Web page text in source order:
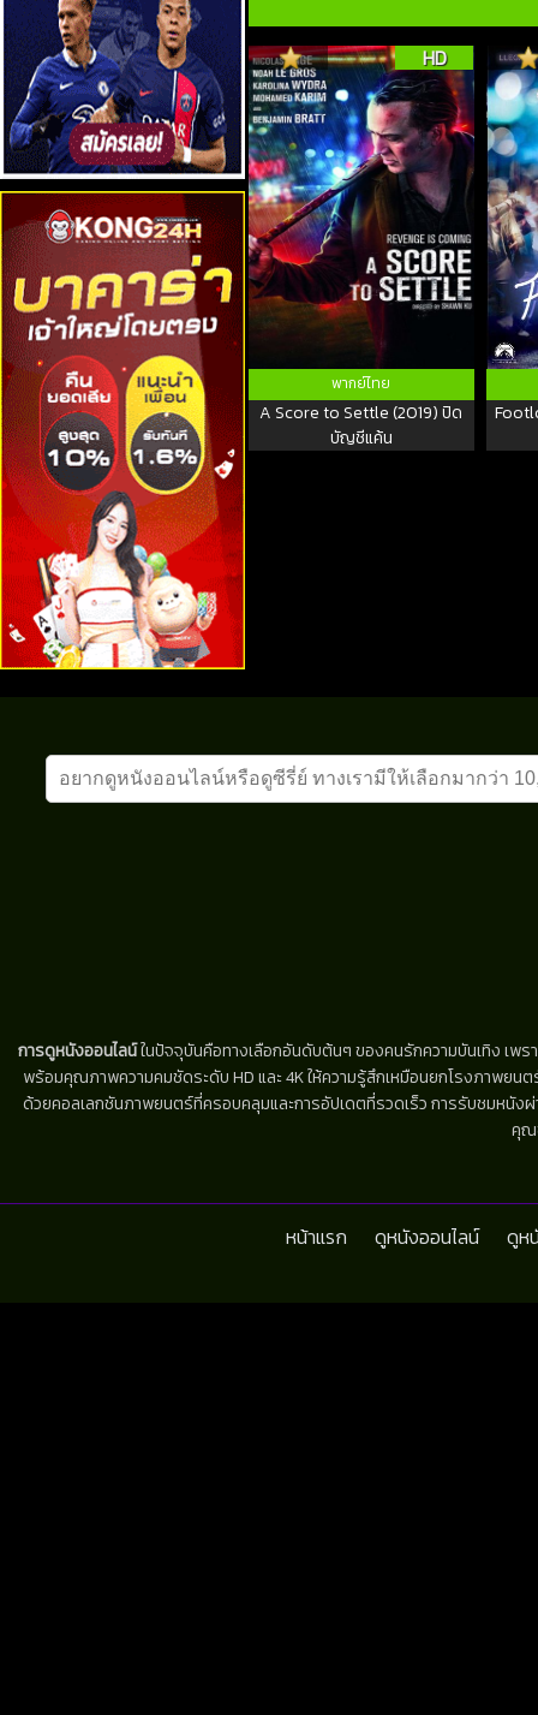
HD
พากย์ไทย
A Score to Settle (2019) ปิด
บัญชีแค้น
การดูหนังออนไลน์ในปัจจุบันคือทางเลือกอันดับต้นๆ ของคนรักความบันเทิง เพร
พร้อมคุณภาพความคมชัดระดับ HD และ 4K ให้ความรู้สึกเหมือนยกโรงภาพยน
ด้วยคอลเลกชันภาพยนตร์ที่ครอบคลุมและการอัปเดตที่รวดเร็ว การรับชมหนัง
คุณ
หน้าแรก ดูหนังออนไลน์ ดูห